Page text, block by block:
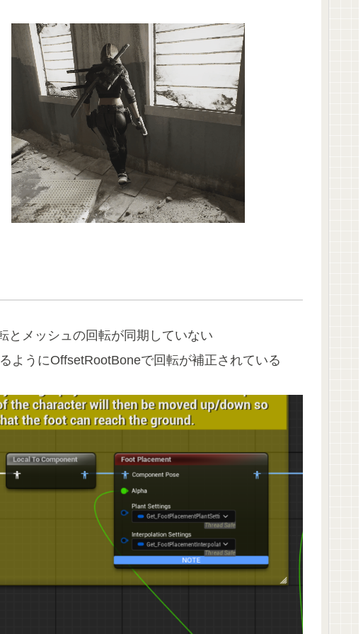
とメッシュの回転が同期していない
ようにOffsetRootBoneで回転が補正されている